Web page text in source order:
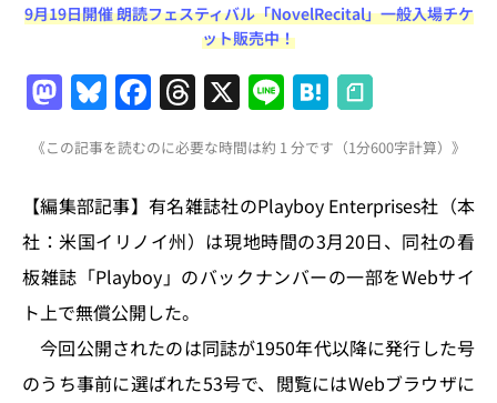
9月19日開催 朗読フェスティバル「NovelRecital」一般入場チケ
ット販売中！
M
a
st
o
d
o
n
Bl
u
e
s
k
y
F
a
c
e
b
o
o
k
T
h
re
a
d
s
X Li
n
e
H
at
e
n
a
《この記事を読むのに必要な時間は約 1 分です（1分600字計算）》
【編集部記事】有名雑誌社のPlayboy Enterprises社（本
社：米国イリノイ州）は現地時間の3月20日、同社の看
板雑誌「Playboy」のバックナンバーの一部をWebサイ
ト上で無償公開した。
今回公開されたのは同誌が1950年代以降に発行した号
のうち事前に選ばれた53号で、閲覧にはWebブラウザに